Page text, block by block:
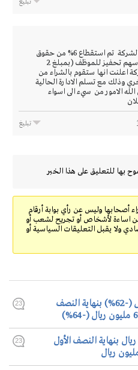
اثناء عملية رفع راس مال الشركة تم استقطاع 6% من حقوق
المساهم بحجة تخصيص كاسهم تحفيز للموظف (بمبلغ 2
اعلنت انها ستقوم بالشراء من
وذلك مع تسلم الادارة الحالية
الامور من سيء الى اسواء
تبليغ
بها للتعليق على هذا الخبر
أصحابها وليس عن رأي بوابة أرقام
اساءة لأشخاص أو تجريح لشعب أو
ولا يقبل التعليقات السياسية أو
أرباح صالح الراشد 15.7 مليون ريال (-62%) بنهاية النصف
23
الأرضية 3.9 مليون ريال بنهاية النصف الأول
23